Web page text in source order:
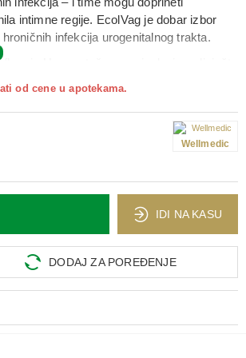
intimne regije. EcolVag je dobar izbor
infekcija urogenitalnog trakta.
i pH ravnoteže u vaginalnoj sredini, što
usmeren na E. coli koja može izazvati
najčešće apliciraju jednu vaginaletu svake
položaju, kako bi aktivni sastojci imali
dnevno pre spavanja, tokom 7–14
od cene u apotekama.
Wellmedic
IDI NA KASU
DODAJ ZA POREĐENJE